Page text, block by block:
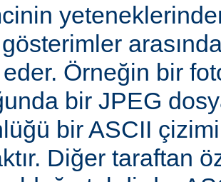
gösterimler
Örneğin bir
bir JPEG
bir ASCII
Diğer taraftan